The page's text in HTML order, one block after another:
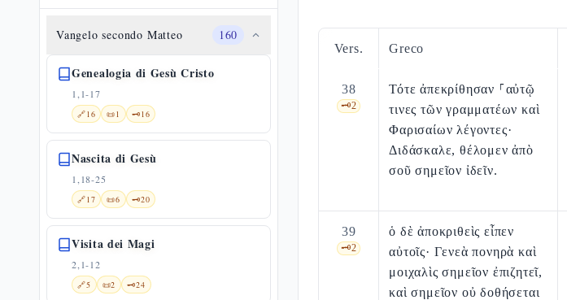
Vangelo secondo Matteo 160
Genealogia di Gesù Cristo
1,1-17
🔗16 📜1 🗝️16
Nascita di Gesù
1,18-25
🔗17 📜6 🗝️20
Visita dei Magi
2,1-12
🔗5 📜2 🗝️24
Vers. Greco
38
🗝️2
Τότε ἀπεκρίθησαν ⸀αὐτῷ
τινες τῶν γραμματέων καὶ
Φαρισαίων λέγοντες·
Διδάσκαλε, θέλομεν ἀπὸ
σοῦ σημεῖον ἰδεῖν.
39
🗝️2
ὁ δὲ ἀποκριθεὶς εἶπεν
αὐτοῖς· Γενεὰ πονηρὰ καὶ
μοιχαλὶς σημεῖον ἐπιζητεῖ,
καὶ σημεῖον οὐ δοθήσεται